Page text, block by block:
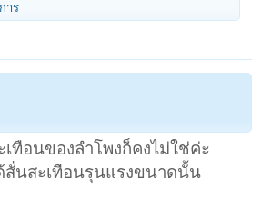
าร
เทือนของลำโพงก็คงไม่ใช่ค่ะ
สั่นสะเทือนรุนแรงขนาดนั้น